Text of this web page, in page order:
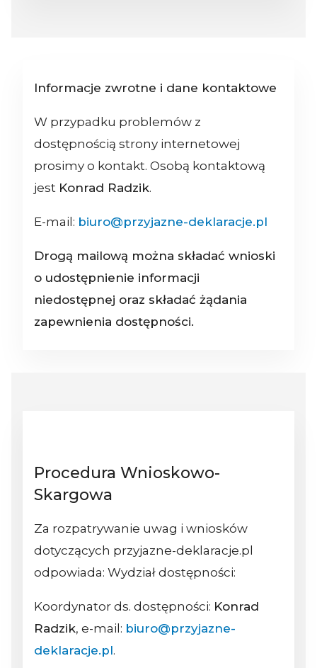
Informacje zwrotne i dane kontaktowe
W przypadku problemów z
dostępnością strony internetowej
prosimy o kontakt. Osobą kontaktową
jest Konrad Radzik.
E-mail: biuro@przyjazne-deklaracje.pl
Drogą mailową można składać wnioski
o udostępnienie informacji
niedostępnej oraz składać żądania
zapewnienia dostępności.
Procedura Wnioskowo-
Skargowa
Za rozpatrywanie uwag i wniosków
dotyczących przyjazne-deklaracje.pl
odpowiada: Wydział dostępności:
Koordynator ds. dostępności: Konrad
Radzik, e-mail: biuro@przyjazne-
deklaracje.pl.